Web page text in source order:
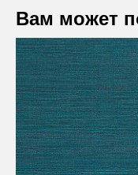
Вам может
Вы получите бесплатную
каталог продукции в
Оставьте